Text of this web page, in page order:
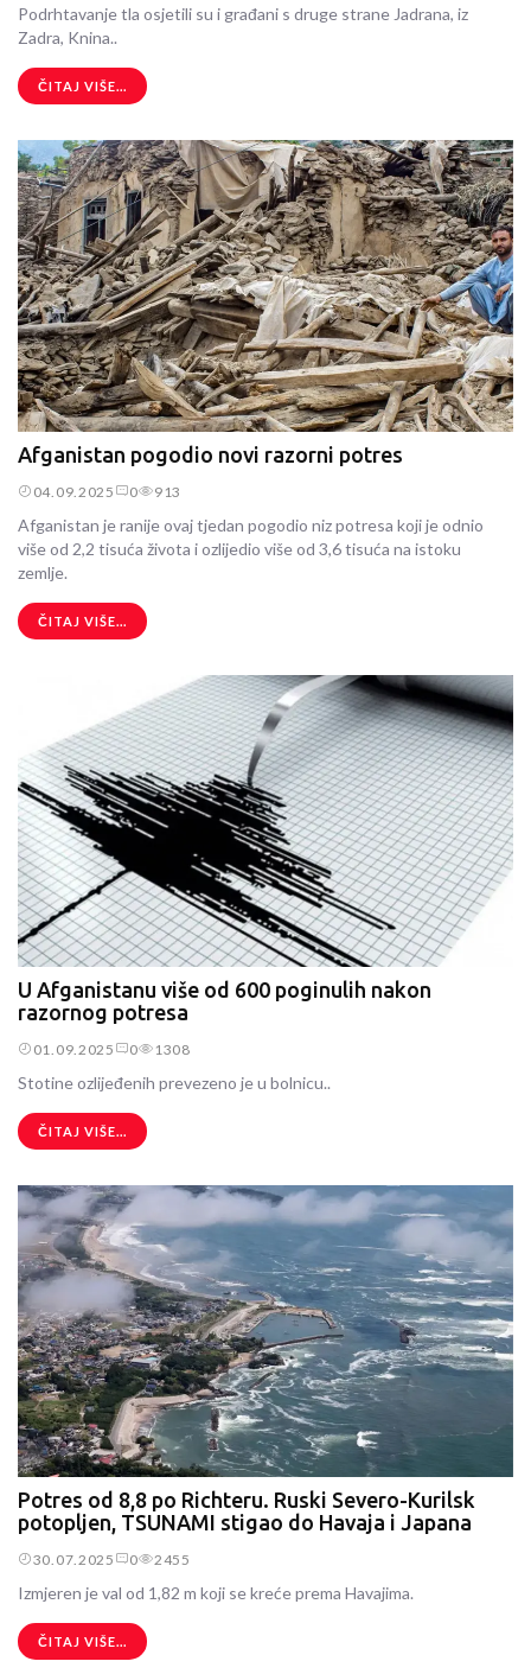
Podrhtavanje tla osjetili su i građani s druge strane Jadrana, iz
Zadra, Knina..
ČITAJ VIŠE...
Afganistan pogodio novi razorni potres
04.09.2025 0 913
Afganistan je ranije ovaj tjedan pogodio niz potresa koji je odnio
više od 2,2 tisuća života i ozlijedio više od 3,6 tisuća na istoku
zemlje.
ČITAJ VIŠE...
U Afganistanu više od 600 poginulih nakon
razornog potresa
01.09.2025 0 1308
Stotine ozlijeđenih prevezeno je u bolnicu..
ČITAJ VIŠE...
Potres od 8,8 po Richteru. Ruski Severo-Kurilsk
potopljen, TSUNAMI stigao do Havaja i Japana
30.07.2025 0 2455
Izmjeren je val od 1,82 m koji se kreće prema Havajima.
ČITAJ VIŠE...